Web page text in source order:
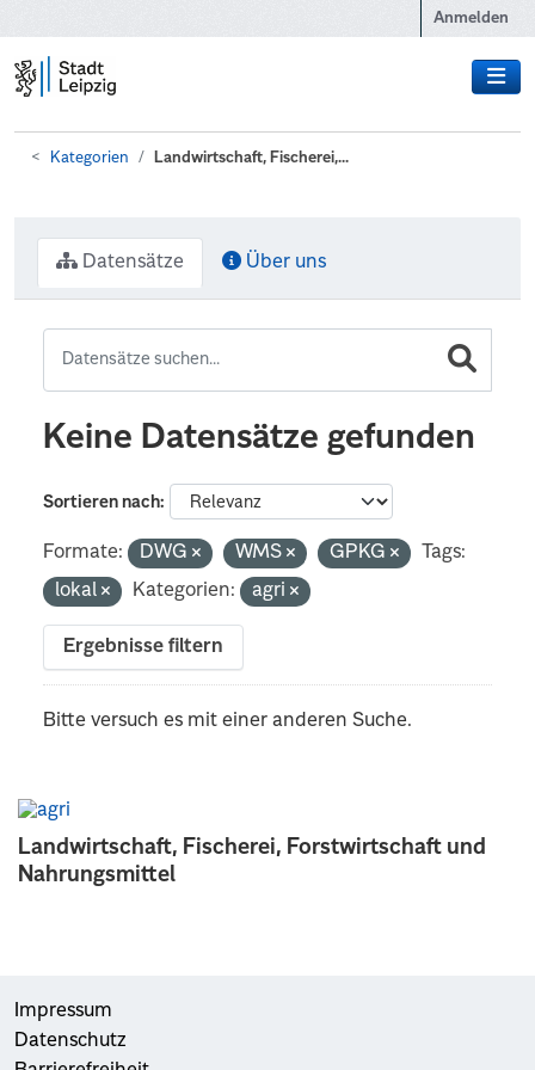
Anmelden
Kategorien Landwirtschaft, Fischerei,...
Landwirtschaft, Fischerei, Forstwirtschaft und
Nahrungsmittel
Datensätze Über uns
Keine Datensätze gefunden
Sortieren nach
Formate: DWG WMS GPKG
Tags:
lokal
Kategorien: agri
Ergebnisse filtern
Bitte versuch es mit einer anderen Suche.
Impressum
Datenschutz